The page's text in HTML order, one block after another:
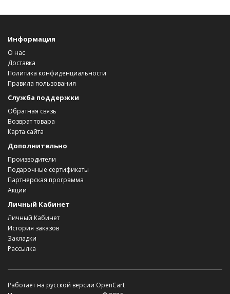
Информация
О нас
Доставка
Политика конфиденциальности
Правила пользования
Служба поддержки
Обратная связь
Возврат товара
Карта сайта
Дополнительно
Производители
Подарочные сертификаты
Партнерская программа
Акции
Личный Кабинет
Личный Кабинет
История заказов
Закладки
Рассылка
Работает на русской версии OpenCart